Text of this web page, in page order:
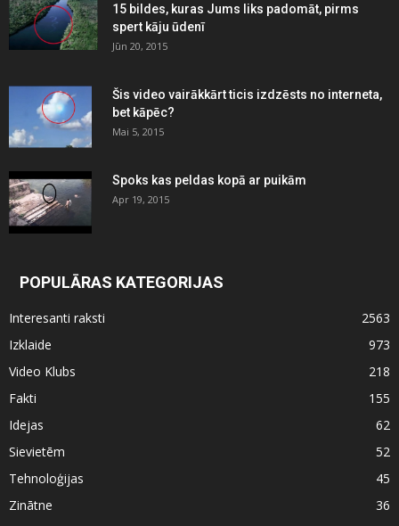
15 bildes, kuras Jums liks padomāt, pirms
spert kāju ūdenī
Jūn 20, 2015
Šis video vairākkārt ticis izdzēsts no interneta,
bet kāpēc?
Mai 5, 2015
Spoks kas peldas kopā ar puikām
Apr 19, 2015
POPULĀRAS KATEGORIJAS
Interesanti raksti
2563
Izklaide
973
Video Klubs
218
Fakti
155
Idejas
62
Sievietēm
52
Tehnoloģijas
45
Zinātne
36